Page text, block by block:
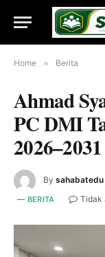
Home » Berita
Ahmad
PC DMI
2026–2031
By sahabatedu
BERITA Tidak